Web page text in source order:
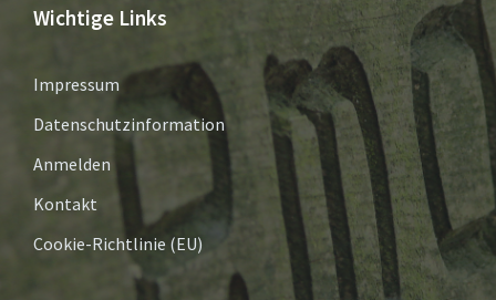
Wichtige Links
Impressum
Datenschutzinformation
Anmelden
Kontakt
Cookie-Richtlinie (EU)